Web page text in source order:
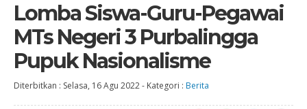
Lomba Siswa-Guru-Pegawai
MTs Negeri 3 Purbalingga
Pupuk Nasionalisme
Diterbitkan : Selasa, 16 Agu 2022- Kategori : Berita